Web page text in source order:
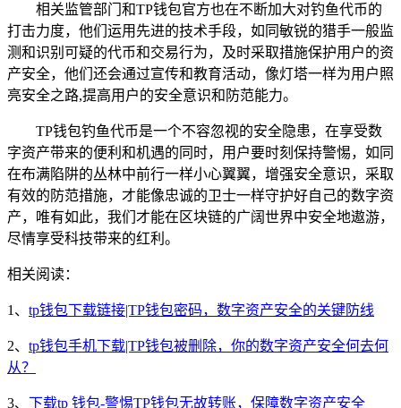
相关监管部门和TP钱包官方也在不断加大对钓鱼代币的
打击力度，他们运用先进的技术手段，如同敏锐的猎手一般监
测和识别可疑的代币和交易行为，及时采取措施保护用户的资
产安全，他们还会通过宣传和教育活动，像灯塔一样为用户照
亮安全之路,提高用户的安全意识和防范能力。
TP钱包钓鱼代币是一个不容忽视的安全隐患，在享受数
字资产带来的便利和机遇的同时，用户要时刻保持警惕，如同
在布满陷阱的丛林中前行一样小心翼翼，增强安全意识，采取
有效的防范措施，才能像忠诚的卫士一样守护好自己的数字资
产，唯有如此，我们才能在区块链的广阔世界中安全地遨游，
尽情享受科技带来的红利。
相关阅读：
1、 tp钱包下载链接|TP钱包密码，数字资产安全的关键防线
2、 tp钱包手机下载|TP钱包被删除，你的数字资产安全何去何
从？
3、 下载tp 钱包-警惕TP钱包无故转账，保障数字资产安全